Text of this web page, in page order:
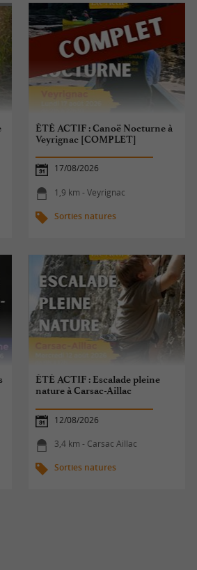
ÉTÉ ACTIF : Canoë Nocturne à
Veyrignac [COMPLET]
17/08/2026
1,9 km - Veyrignac
Sorties natures
ÉTÉ ACTIF : Escalade pleine
nature à Carsac-Aillac
12/08/2026
3,4 km - Carsac Aillac
Sorties natures